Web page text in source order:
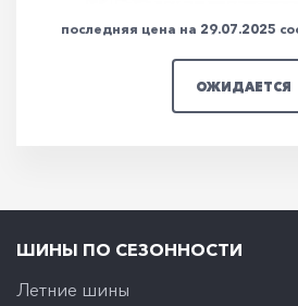
последняя цена на 29.07.2025
ОЖИДАЕТСЯ
ШИНЫ ПО СЕЗОННОСТИ
Летние шины